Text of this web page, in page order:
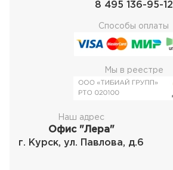
8 495 136-95-12
Способы оплаты
Мы в реестре
Наш адрес
Офис "Лера"
г. Курск, ул. Павлова, д.6